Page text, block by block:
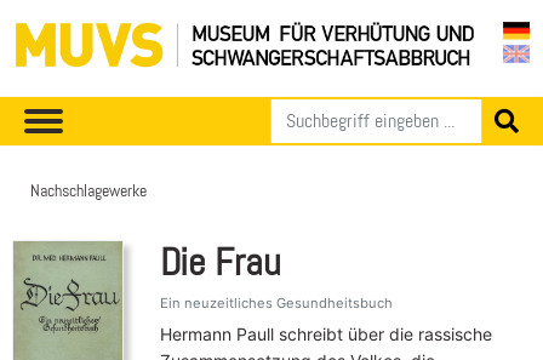
Nachschlagewerke
Die Frau
Ein neuzeitliches Gesundheitsbuch
Hermann Paull schreibt über die rassische